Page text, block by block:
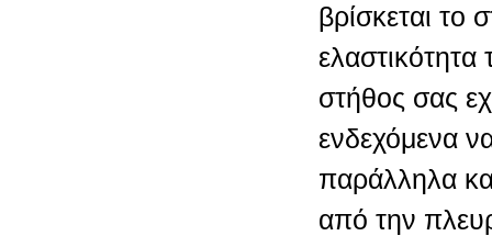
βρίσκεται το
στήθος σας
ενδεχόμενα
παράλληλα
από την